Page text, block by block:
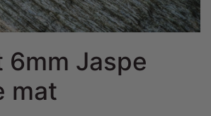
6mm Jaspe
mat